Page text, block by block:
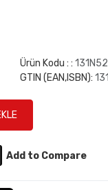
Ürün Kodu : :
GTIN (EAN,ISBN):
Add to Compare